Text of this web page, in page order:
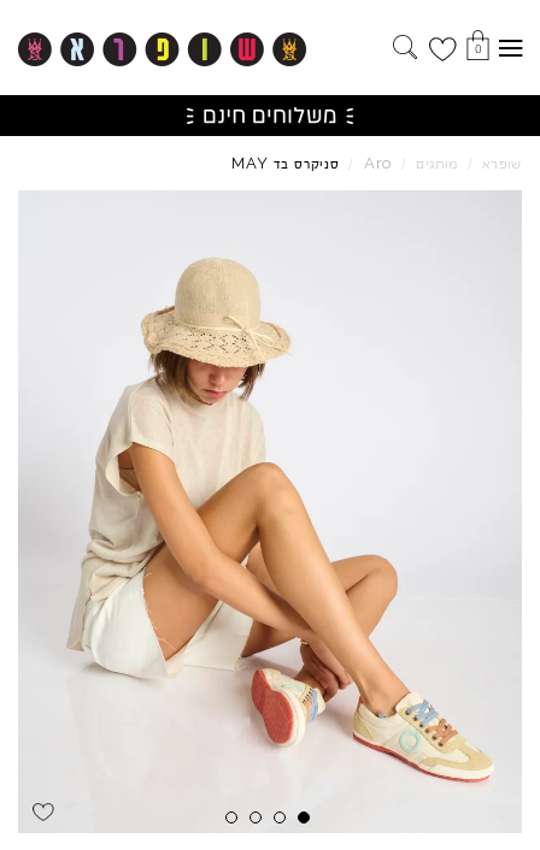
0
שופרא / מותגים /
Aro
/ סניקרס בד MAY